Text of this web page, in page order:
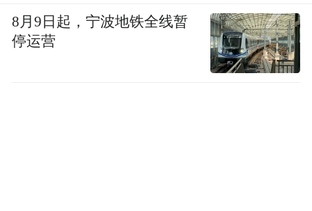
8月9日起，宁波地铁全线暂
停运营